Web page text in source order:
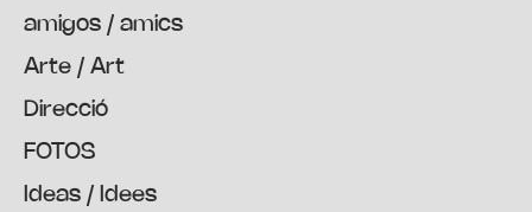
amigos / amics
Arte / Art
Direcció
FOTOS
Ideas / Idees